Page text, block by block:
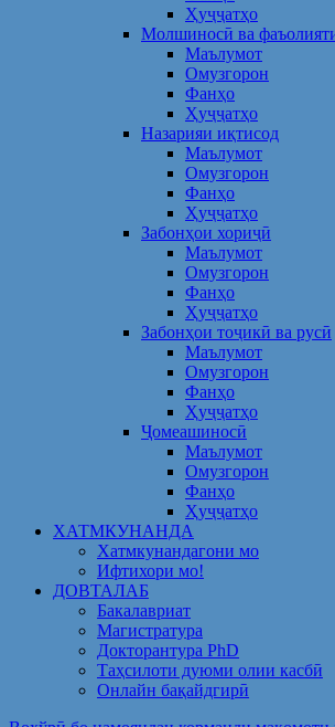
Ҳуҷҷатҳо
Молшиносӣ ва
Маълумот
Омузгорон
Фанҳо
Ҳуҷҷатҳо
Назарияи иқтисод
Маълумот
Омузгорон
Фанҳо
Ҳуҷҷатҳо
Забонҳои хориҷӣ
Маълумот
Омузгорон
Фанҳо
Ҳуҷҷатҳо
Забонҳои тоҷикӣ ва русӣ
Маълумот
Омузгорон
Фанҳо
Ҳуҷҷатҳо
Ҷомеашиносӣ
Маълумот
Омузгорон
Фанҳо
Ҳуҷҷатҳо
ХАТМКУНАНДА
Хатмкунандагони мо
Ифтихори мо!
ДОВТАЛАБ
Бакалавриат
Магистратура
Докторантура PhD
Таҳсилоти дуюми олии касбӣ
Онлайн бақайдгирӣ